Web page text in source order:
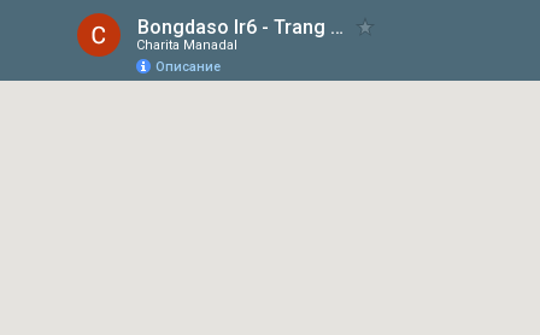
Bongdaso Ir6 - Trang Cập Nhật Dữ Liệu Kết Quả Bóng Đá Số Trực Tiếp
Charita Manadal
Описание